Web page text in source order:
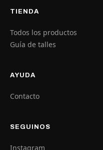
TIENDA
Todos los productos
Guía de talles
AYUDA
Contacto
SEGUINOS
Instagram